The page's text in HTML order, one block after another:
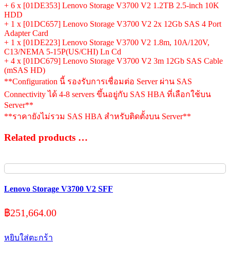
+ 6 x [01DE353] Lenovo Storage V3700 V2 1.2TB 2.5-inch 10K
HDD
+ 1 x [01DC657] Lenovo Storage V3700 V2 2x 12Gb SAS 4 Port
Adapter Card
+ 1 x [01DE223] Lenovo Storage V3700 V2 1.8m, 10A/120V,
C13/NEMA 5-15P(US/CHI) Ln Cd
+ 4 x [01DC679] Lenovo Storage V3700 V2 3m 12Gb SAS Cable
(mSAS HD)
**Configuration นี้ รองรับการเชื่อมต่อ Server ผ่าน SAS
Connectivity ได้ 4-8 servers ขึ้นอยู่กับ SAS HBA ที่เลือกใช้บน
Server**
**ราคายังไม่รวม SAS HBA สำหรับติดตั้งบน Server**
Related products …
Lenovo Storage V3700 V2 SFF
฿251,664.00
หยิบใส่ตะกร้า